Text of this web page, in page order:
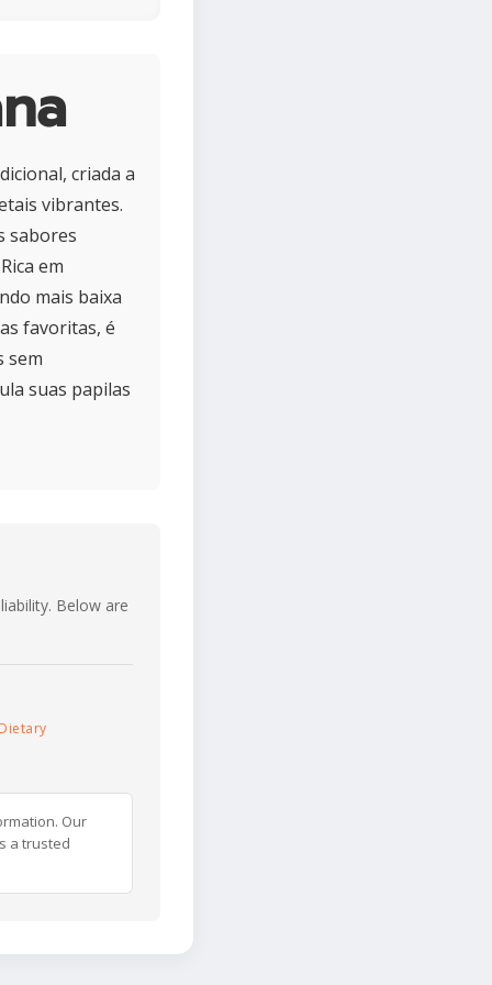
criada a
vibrantes.
sabores
em
mais baixa
favoritas, é
sem
suas papilas
Below are
Our
a trusted